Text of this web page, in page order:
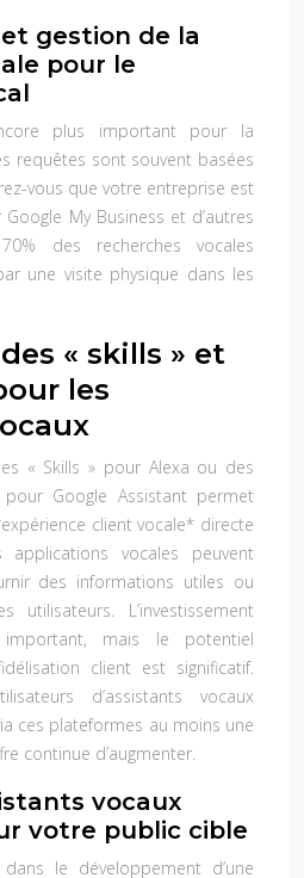
gestion de la
pour le
plus important pour la
requêtes sont souvent basées
vous que votre entreprise est
My Business et d’autres
des recherches vocales
une visite physique dans les
« skills » et
les
« Skills » pour Alexa ou des
Google Assistant permet
client vocale* directe
applications vocales peuvent
des informations utiles ou
utilisateurs. L’investissement
mais le potentiel
client est significatif.
d’assistants vocaux
ces plateformes au moins une
continue d’augmenter.
vocaux
votre public cible
le développement d’une